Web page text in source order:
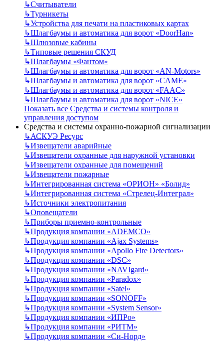
↳Считыватели
↳Турникеты
↳Устройства для печати на пластиковых картах
↳Шлагбаумы и автоматика для ворот «DoorHan»
↳Шлюзовые кабины
↳Типовые решения СКУД
↳Шлагбаумы «Фантом»
↳Шлагбаумы и автоматика для ворот «AN-Motors»
↳Шлагбаумы и автоматика для ворот «CAME»
↳Шлагбаумы и автоматика для ворот «FAAC»
↳Шлагбаумы и автоматика для ворот «NICE»
Показать все Средства и системы контроля и
управления доступом
Средства и системы охранно-пожарной сигнализации
↳АСКУЭ Ресурс
↳Извещатели аварийные
↳Извещатели охранные для наружной установки
↳Извещатели охранные для помещений
↳Извещатели пожарные
↳Интегрированная система «ОРИОН» «Болид»
↳Интегрированная система «Стрелец-Интеграл»
↳Источники электропитания
↳Оповещатели
↳Приборы приемно-контрольные
↳Продукция компании «ADEMCO»
↳Продукция компании «Ajax Systems»
↳Продукция компании «Apollo Fire Detectors»
↳Продукция компании «DSC»
↳Продукция компании «NAVIgard»
↳Продукция компании «Paradox»
↳Продукция компании «Satel»
↳Продукция компании «SONOFF»
↳Продукция компании «System Sensor»
↳Продукция компании «ИПРо»
↳Продукция компании «РИТМ»
↳Продукция компании «Си-Норд»